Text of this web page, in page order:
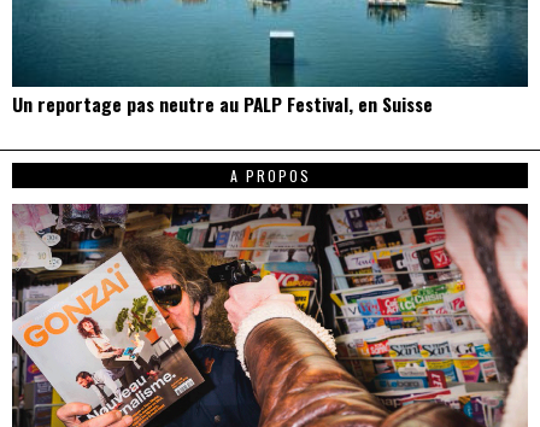
Un reportage pas neutre au PALP Festival, en Suisse
A PROPOS